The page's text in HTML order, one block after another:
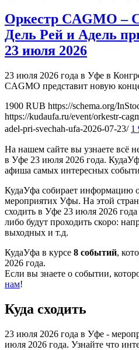
Оркестр CAGMO –
Дель Рей и Адель
23 июля 2026
23 июля 2026 года в Уфе в
CAGMO представит новую
1900 RUB https://schema.org/
https://kudaufa.ru/event/orkestr-
adel-pri-svechah-ufa-2026-07-23/ 1
На нашем сайте вы узнаете всё
в Уфе 23 июля 2026 года.
афиша самых интересных
КудаУфа собирает информацию
мероприятих Уфы. На этой
сходить в Уфе 23 июля 2026 года
либо будут проходить скоро:
выходных и т.д.
КудаУфа в курсе 8 событий,
2026 года.
Если вы знаете о событии,
нам!
Куда сходить
23 июля 2026 года в Уфе -
июля 2026 года. Узнайте что